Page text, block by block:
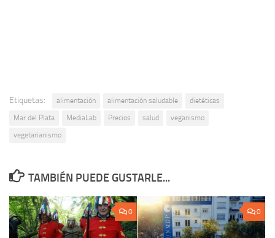
Etiquetas: alimentación alimentación saludable
dietéticas
Mar del Plata
MediaLab Precios salud
veganismo
vegetarianismo
TAMBIÉN PUEDE GUSTARLE...
0 0